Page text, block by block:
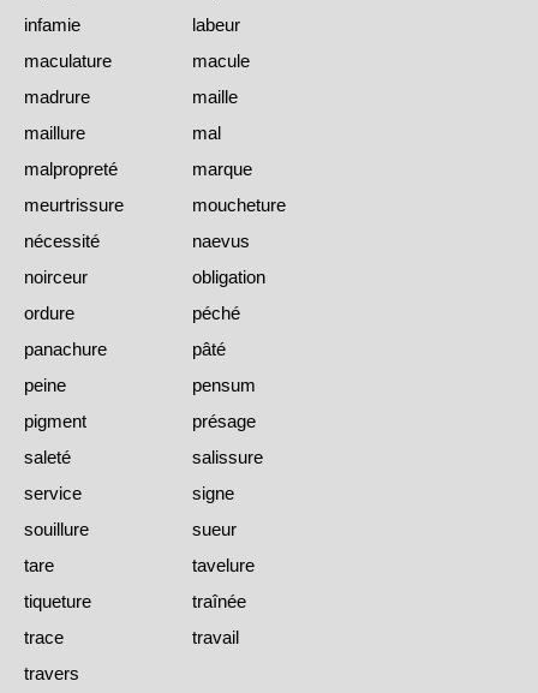
infamie
labeur
maculature
macule
madrure
maille
maillure
mal
malpropreté
marque
meurtrissure
moucheture
nécessité
naevus
noirceur
obligation
ordure
péché
panachure
pâté
peine
pensum
pigment
présage
saleté
salissure
service
signe
souillure
sueur
tare
tavelure
tiqueture
traînée
trace
travail
travers